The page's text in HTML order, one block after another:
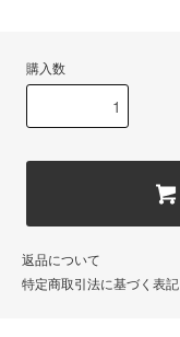
購入数
返品について
特定商取引法に基づく表記